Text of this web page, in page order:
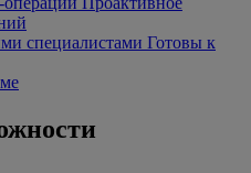
специалистами Готовы к